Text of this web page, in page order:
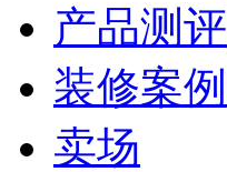
产品测评
装修案例
卖场